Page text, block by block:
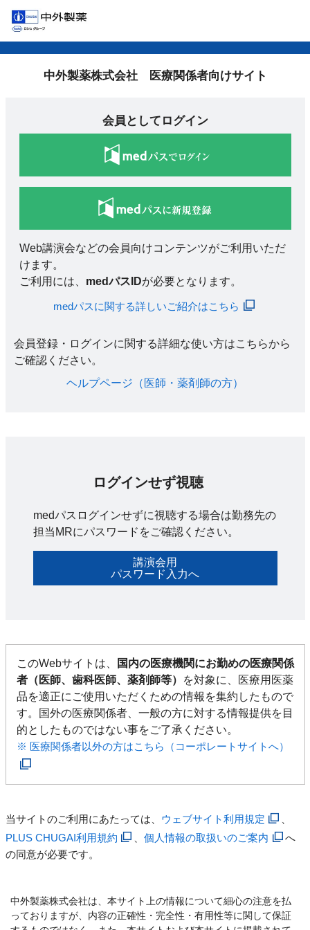
中外製薬株式会社 医療関係者向けサイト
会員としてログイン
Web講演会などの会員向けコンテンツがご利用いただ
けます。
ご利用には、 medパスIDが必要となります。
medパスに関する詳しいご紹介はこちら
会員登録・ログインに関する詳細な使い方はこちらから
ご確認ください。​
ヘルプページ（医師・薬剤師の方）​
ログインせず視聴
medパスログインせずに視聴する場合は勤務先の
担当MRにパスワードをご確認ください。
講演会用
パスワード入力へ
このWebサイトは、
国内の医療機関にお勤めの医療関係
者（医師、歯科医師、薬剤師等）
を対象に、医療用医薬
品を適正にご使用いただくための情報を集約したもので
す。国外の医療関係者、一般の方に対する情報提供を目
的としたものではない事をご了承ください。
※ 医療関係者以外の方はこちら（コーポレートサイトへ）
当サイトのご利用にあたっては、 ウェブサイト利用規定
PLUS CHUGAI利用規約
、個人情報の取扱いのご案内
へ
の同意が必要です。
中外製薬株式会社は、本サイト上の情報について細心の注意を払
っておりますが、内容の正確性・完全性・有用性等に関して保証